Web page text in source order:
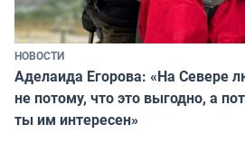
НОВОСТИ
Аделаида Егорова: «На Севере
не потому, что это выгодно, а
ты им интересен»